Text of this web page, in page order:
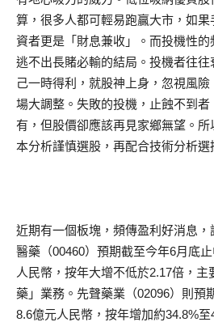
算，很多人都可輕易跑贏大市，如
資者更是「財息兼收」。而投機性
逃不出長賭必輸的結局。投機者往
己一時得利，就股神上身，忽視風
場大調整。失敗的投機，止蝕不到
有，但股價卻應該再見家鄉無望。
本分析謹慎選股，再配合技術分析選
近期有一個板塊，頻傳盈利好消息
醫藥（00460）預期截至今年6月底
人民幣，按年大增不低於2.17倍，
藥」業務。先聲藥業（02096）則預
8.6億元人民幣，按年增加約34.8%